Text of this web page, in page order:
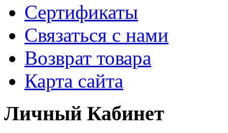
Сертификаты
Связаться с нами
Возврат товара
Карта сайта
Личный Кабинет